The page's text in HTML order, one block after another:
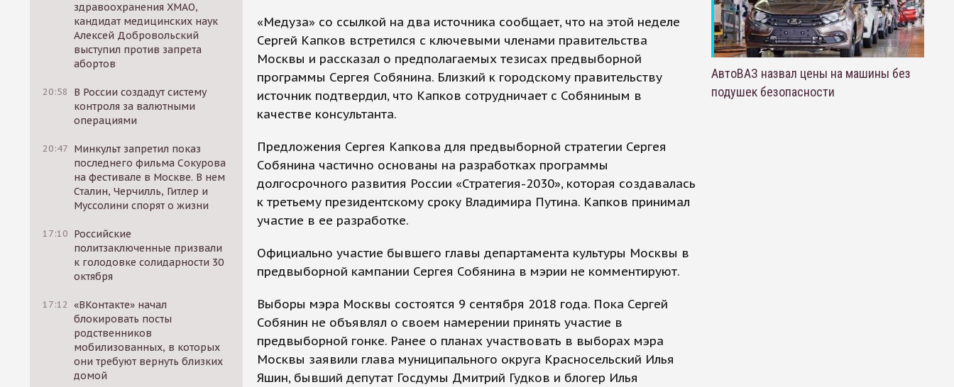
здравоохранения ХМАО,
кандидат медицинских наук
Алексей Добровольский
выступил против запрета
абортов
20:58
В России создадут систему
контроля за валютными
операциями
20:47 Минкульт запретил показ
последнего фильма Сокурова
на фестивале в Москве. В нем
Сталин, Черчилль, Гитлер и
Муссолини спорят о жизни
17:10 Российские
политзаключенные призвали
к голодовке солидарности 30
октября
17:12 «ВКонтакте» начал
блокировать посты
родственников
мобилизованных, в которых
они требуют вернуть близких
домой
«Медуза» со ссылкой на два источника сообщает, что на этой неделе
Сергей Капков встретился с ключевыми членами правительства
Москвы и рассказал о предполагаемых тезисах предвыборной
программы Сергея Собянина. Близкий к городскому правительству
источник подтвердил, что Капков сотрудничает с Собяниным в
качестве консультанта.
Предложения Сергея Капкова для предвыборной стратегии Сергея
Собянина частично основаны на разработках программы
долгосрочного развития России «Стратегия-2030», которая создавалась
к третьему президентскому сроку Владимира Путина. Капков принимал
участие в ее разработке.
Официально участие бывшего главы департамента культуры Москвы в
предвыборной кампании Сергея Собянина в мэрии не комментируют.
Выборы мэра Москвы состоятся 9 сентября 2018 года. Пока Сергей
Собянин не объявлял о своем намерении принять участие в
предвыборной гонке. Ранее о планах участвовать в выборах мэра
Москвы заявили глава муниципального округа Красносельский Илья
Яшин, бывший депутат Госдумы Дмитрий Гудков и блогер Илья
АвтоВАЗ назвал цены на машины без
подушек безопасности